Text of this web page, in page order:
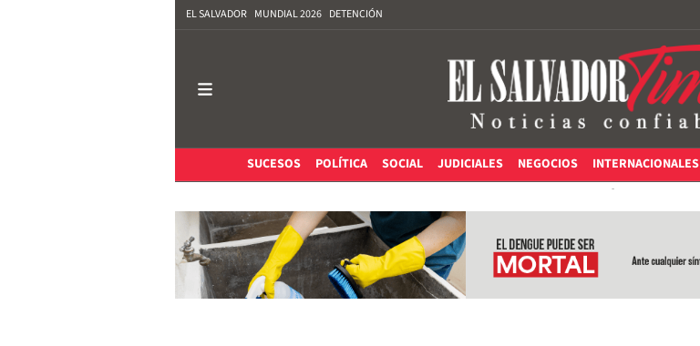
EL SALVADOR MUNDIAL 2026 DETENCIÓN
SUCESOS
POLÍTICA SOCIAL JUDICIALES NEGOCIOS INTERNACIONALES